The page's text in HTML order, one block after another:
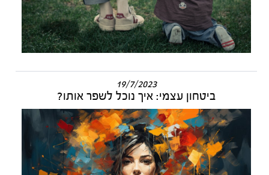
19/7/2023
ביטחון עצמי: איך נוכל לשפר אותו?